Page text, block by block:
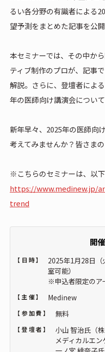
るい各分野の有識者による
望予測をまとめた記事を公開
本セミナーでは、その中か
ティブ制作のプロが、記事
解説。さらに、登壇者によ
年の医師向け講演会について
新年早々、2025年の医師向
考えてみませんか？皆さま
※こちらのセミナーは、以
https://www.medinew.jp/
trend
開
【日時】
2025年1月28日（
室可能）
※申込者限定のア
【主催】 Medinew
【参加費】 無料
【登壇者】
小山 智治氏（
メディカルエン